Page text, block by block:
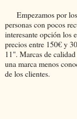
Empezamos por los
personas con pocos
interesante opción los
precios entre 150€ y
11". Marcas de
una marca menos
de los clientes.